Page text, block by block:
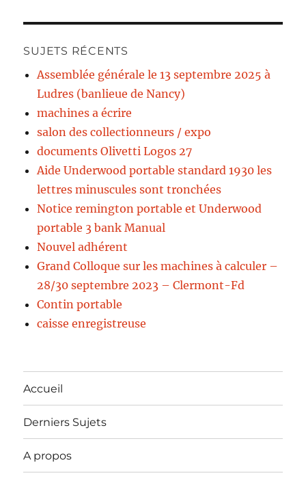
SUJETS RÉCENTS
Assemblée générale le 13 septembre 2025 à
Ludres (banlieue de Nancy)
machines a écrire
salon des collectionneurs / expo
documents Olivetti Logos 27
Aide Underwood portable standard 1930 les
lettres minuscules sont tronchées
Notice remington portable et Underwood
portable 3 bank Manual
Nouvel adhérent
Grand Colloque sur les machines à calculer –
28/30 septembre 2023 – Clermont-Fd
Contin portable
caisse enregistreuse
Accueil
Derniers Sujets
A propos